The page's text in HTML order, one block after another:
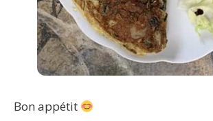
Bon appétit